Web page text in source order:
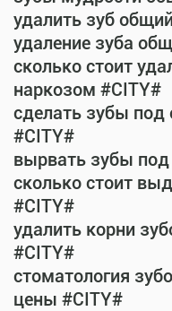
удалить зуб
удаление зуба
сколько стоит
наркозом #CITY#
сделать зубы
#CITY#
вырвать зубы
сколько стоит
#CITY#
удалить корни
#CITY#
стоматология
цены #CITY#